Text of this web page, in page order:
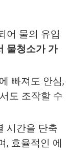
어 물의 유입
물청소가 가
빠져도 안심,
도 조작할 수
시간을 단축
, 효율적인 에